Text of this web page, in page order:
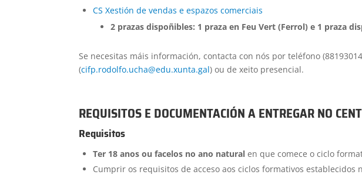
CS Xestión de vendas e espazos comerciais
2 prazas dispoñibles: 1 praza en Feu Vert (Ferrol) e 1 praza
Se necesitas máis información, contacta con nós por teléfono
(cifp.rodolfo.ucha@edu.xunta.gal) ou de xeito presencial.
REQUISITOS E DOCUMENTACIÓN A ENTREGAR NO
Requisitos
Ter 18 anos ou facelos no ano natural en que comece o ciclo
Cumprir os requisitos de acceso aos ciclos formativos establecidos